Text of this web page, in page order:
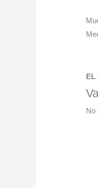
EL
No